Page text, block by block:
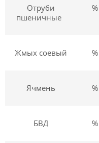
Отруби
пшеничные
%
Жмых соевый %
Ячмень %
БВД %